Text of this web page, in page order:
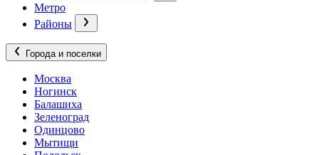
Метро
Районы
Города и поселки
Москва
Ногинск
Балашиха
Зеленоград
Одинцово
Мытищи